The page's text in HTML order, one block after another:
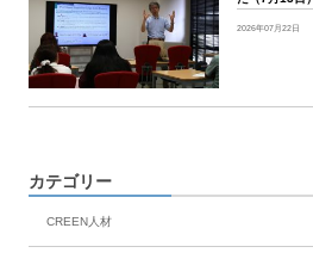
2026年07月22日
カテゴリー
CREEN人材